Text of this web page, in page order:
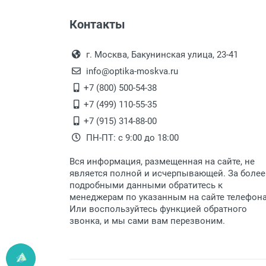
Перечисление средств на
Перевод денег на карту Сбербанка.
Выдаем товар в рабочие
После того, как заказ
Для получения товара при
Заказ необходимо
дополнительных расходов за
Доставка по Москве
Доставляем товар по
Доставка транспортными
Данный способ доставки
Мы сотрудничаем с
быстро подберем для Вас
Контакты
г. Москва, Бакунинская улица, 23-41
info@optika-moskva.ru
+7 (800) 500-54-38
+7 (499) 110-55-35
+7 (915) 314-88-00
ПН-ПТ: с 9:00 до 18:00
Вся информация, размещенная на сайте, не
является полной и исчерпывающей. За более
подробными данными обратитесь к
менеджерам по указанным на сайте
Или воспользуйтесь функцией обратного
звонка, и мы сами вам перезвоним.